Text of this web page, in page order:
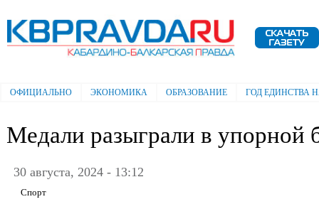
Электронная газета "Кабардино-
Балкарская правда"
Главное меню
ОФИЦИАЛЬНО ЭКОНОМИКА ОБРАЗОВАНИЕ ГОД ЕДИНСТВА
Медали разыграли в упорной
30 августа, 2024 - 13:12
Спорт